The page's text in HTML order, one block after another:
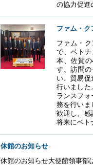
の協力促進
ファム・ク
ファム・
で、ベト
本、佐賀
す。訪問
い、貿易
行いました
ランスフ
務を行いま
歓迎し、感
将来にベト
休館のお知らせ
休館のお知らせ大使館領事部